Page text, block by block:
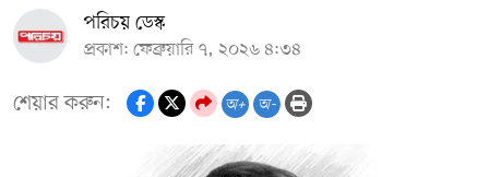
পরিচয় ডেস্ক
প্রকাশ: ফেব্রুয়ারি ৭, ২০২৬ ৪:৩৪
শেয়ার করুন: অ+ অ-